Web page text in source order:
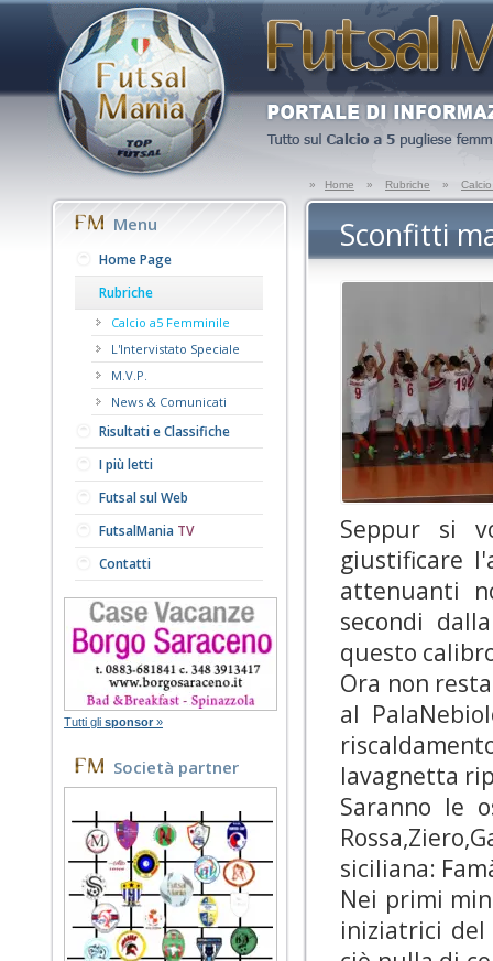
» Home » Rubriche »
Menu
Home Page
Rubriche
Calcio a5 Femminile
L'Intervistato Speciale
M.V.P.
News & Comunicati
Risultati e Classifiche
I più letti
Futsal sul Web
FutsalMania TV
Contatti
Tutti gli sponsor »
Società partner
Sconfitti
Seppur si
giustificare
attenuanti
secondi
questo
Ora non
al
lavagnetta
Saranno le
siciliana:
Nei primi
iniziatrici del